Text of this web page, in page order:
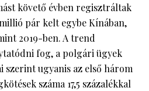
követő évben regisztráltak
pár kelt egybe Kínában,
2019-ben. A trend
fog, a polgári ügyek
szerint ugyanis az első három
száma 17,5 százalékkal